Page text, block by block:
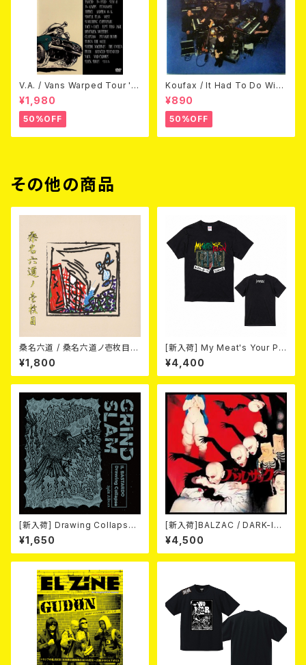
V.A. / Vans Warped Tour '0
3 (DVD)
¥1,980
50%OFF
Koufax / It Had To Do With
Love (CD)
¥890
50%OFF
その他の商品
桑名六道 / 桑名六道ノ壱枚目
(CD)
¥1,800
[新入荷] My Meat's Your Po
ison -あんたにゃ毒でもオイラ
にゃ薬- / BLACK T-shirt (S
～XL)
¥4,400
[新入荷] Drawing Collaps
e//IL BASTARDO / GRIND S
LAM (CD)
¥1,650
[新入荷]BALZAC / DARK-IS
M -20th Anniversary Comp
ilation- (2CD)
¥4,500